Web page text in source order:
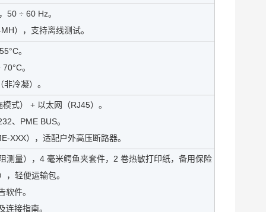
50 ÷ 60 Hz。
），支持离线测试。
。
。
非冷凝）。
式） + 以太网（RJ45）。
、PME BUS。
XXX），适配户外高压断路器。
量），4 毫米鳄鱼夹套件，2 卷热敏打印纸，备用保险
，轻便运输包。
软件。
连接指南。